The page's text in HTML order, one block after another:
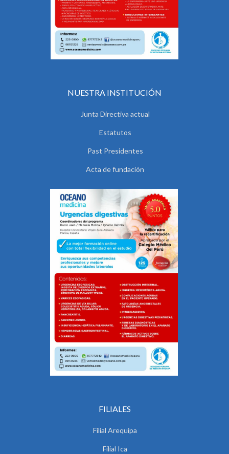
NUESTRA INSTITUCIÓN
Junta Directiva actual
Estatutos
Past Presidentes
Acta de fundación
FILIALES
Filial Arequipa
Filial Ica